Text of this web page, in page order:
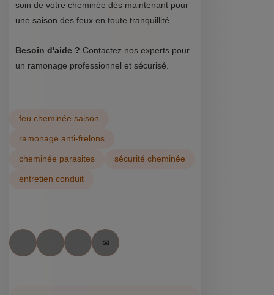
soin de votre cheminée dès maintenant pour
une saison des feux en toute tranquillité.
Besoin d'aide ? Contactez nos experts pour
un ramonage professionnel et sécurisé.
feu cheminée saison
ramonage anti-frelons
cheminée parasites sécurité cheminée
entretien conduit